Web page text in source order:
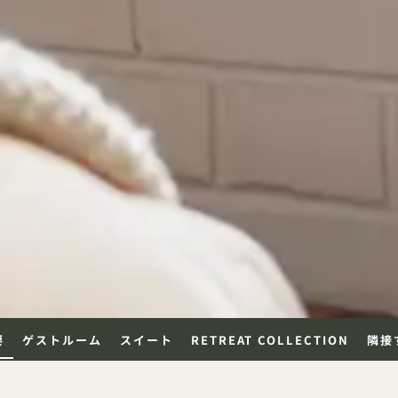
ゲストルーム スイート RETREAT COLLECTION 隣接